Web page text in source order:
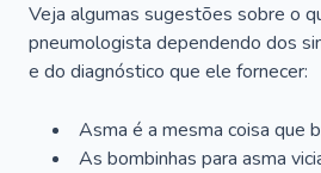
Veja algumas sugestões sobre o
pneumologista dependendo dos
e do diagnóstico que ele fornecer:
Asma é a mesma coisa que
As bombinhas para asma